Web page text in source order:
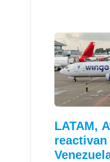
LATAM,